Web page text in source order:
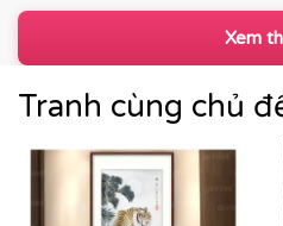
Tranh thủy mặc là dòng
Á Đông, nổi bật với lối thể
trọng thần thái hơn hình
phẩm trang trí mà còn là
mang lại cảm giác an nhiên
thưởng thức
Xem
Tranh cùng chủ